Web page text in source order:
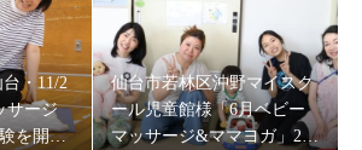
・11/2
サージ
を開催
仙台市若林区沖野マイスク
ール児童館様「6月ベビー
マッサージ&ママヨガ」202